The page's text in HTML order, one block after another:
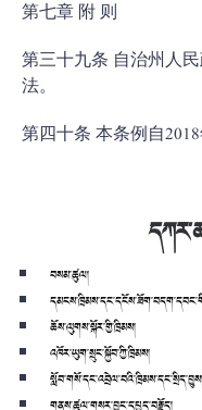
第七章 附 则
第三十九条 自治州人
法。
第四十条 本条例自2018
བསམ་ཚུལ།
ཆོས་ལུགས་སྐོར་གྱི་ཁྲིམས།
འཁོར་ཡུག་སྲུང་སྐྱོབ་ཀྱི་ཁྲིམས།
སློབ་གསོ་དང་འབྲེལ་བའི་ཁྲིམས་དང་སྲིད་བྱུས།
གནས་ཚུལ་གསར་བྱུང་དཔྱད་བརྗོད།